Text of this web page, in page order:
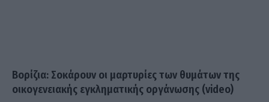
Βορίζια: Σοκάρουν οι μαρτυρίες των θυμάτων της
οικογενειακής εγκληματικής οργάνωσης (video)